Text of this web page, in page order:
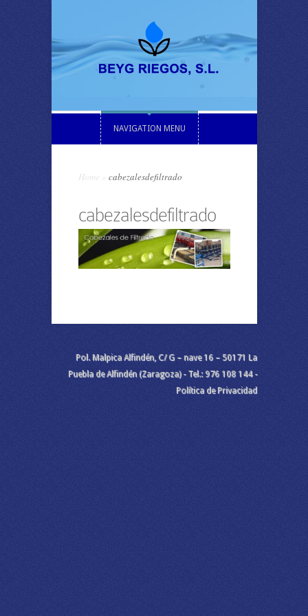
NAVIGATION MENU
Home cabezalesdefiltrado
cabezalesdefiltrado
Pol. Malpica Alfindén, C/ G – nave 16 – 50171 La
Puebla de Alfindén (Zaragoza) - Tel.: 976 108 144 -
Política de Privacidad